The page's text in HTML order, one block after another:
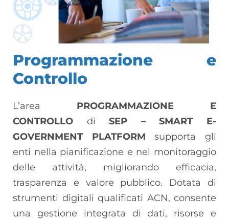
Programmazione e
Controllo
L’area PROGRAMMAZIONE E
CONTROLLO diSEP – SMART E-
GOVERNMENT PLATFORM supporta gli
enti nella pianificazione e nel monitoraggio
delle attività, migliorando efficacia,
trasparenza e valore pubblico. Dotata di
strumenti digitali qualificati ACN, consente
una gestione integrata di dati, risorse e